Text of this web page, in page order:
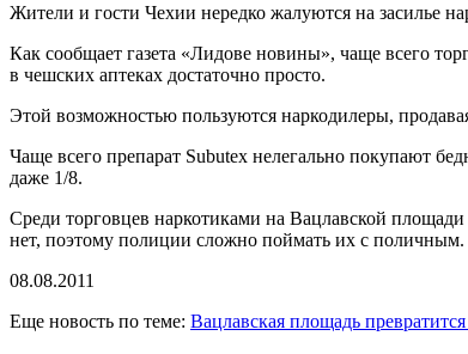
Жители и гости Чехии нередко жалуются на засилье
Как сообщает газета «Лидове новины», чаще всего
в чешских аптеках достаточно просто.
Этой возможностью пользуются наркодилеры,
Чаще всего препарат Subutex нелегально покупают
даже 1/8.
Среди торговцев наркотиками на Вацлавской
нет, поэтому полиции сложно поймать их с поличным.
08.08.2011
Еще новость по теме: Вацлавская площадь